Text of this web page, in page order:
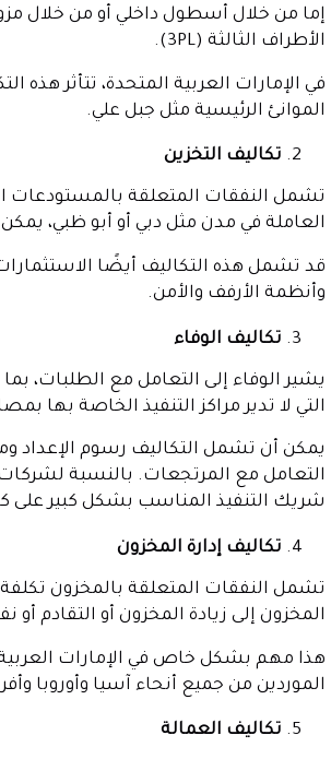
إما من خلال أسطول داخلي أو من خلال
الأطراف الثالثة (3PL).
في الإمارات العربية المتحدة، تتأثر
الموانئ الرئيسية مثل جبل علي.
تكاليف التخزين
تشمل النفقات المتعلقة بالمستودعات
العاملة في مدن مثل دبي أو أبو ظبي،
وأنظمة الأرفف والأمن.
تكاليف الوفاء
يشير الوفاء إلى التعامل مع الطلبات،
التي لا تدير مراكز التنفيذ الخاصة بها
يمكن أن تشمل التكاليف رسوم الإعداد
التعامل مع المرتجعات. بالنسبة لشركات
شريك التنفيذ المناسب بشكل كبير على
تكاليف إدارة المخزون
تشمل النفقات المتعلقة بالمخزون
المخزون إلى زيادة المخزون أو التقادم أو
هذا مهم بشكل خاص في الإمارات العربية
الموردين من جميع أنحاء آسيا وأوروبا
تكاليف العمالة